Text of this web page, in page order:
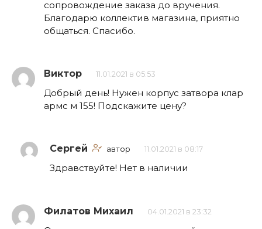
сопровождение заказа до вручения.
Благодарю коллектив магазина, приятно
общаться. Спасибо.
Виктор 11.01.2021 в 05:53
Добрый день! Нужен корпус затвора клар
армс м 155! Подскажите цену?
Сергей автор 11.01.2021 в 08:17
Здравствуйте! Нет в наличии
Филатов Михаил 04.01.2021 в 23:32